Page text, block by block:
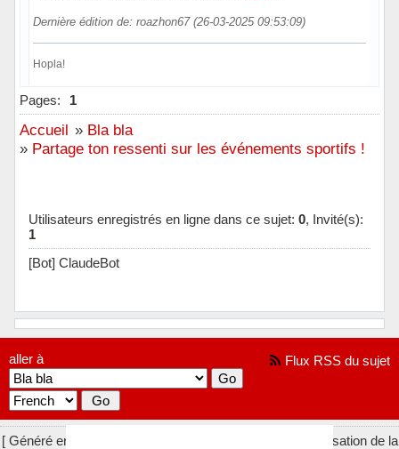
Dernière édition de: roazhon67 (26-03-2025 09:53:09)
Hopla!
Hors ligne
Pages: 1
Accueil » Bla bla
» Partage ton ressenti sur les événements sportifs !
Utilisateurs enregistrés en ligne dans ce sujet: 0, Invité(s):
1
[Bot] ClaudeBot
aller à Flux RSS du sujet
[ Généré en 0.019 secondes, 7 requêtes exécutées - Utilisation de la